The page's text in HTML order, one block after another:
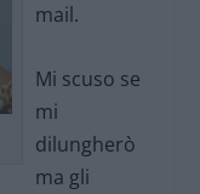
mail.
Mi scuso se
mi
dilungherò
ma gli